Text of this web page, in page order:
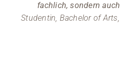
fachlich, sondern
Studentin, Bachelor of